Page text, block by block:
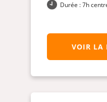
Durée : 7h
VOIR LA